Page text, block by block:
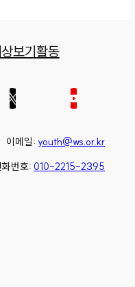
보기활동
이메일: youth@ws.or.kr
화번호: 010-2215-2395